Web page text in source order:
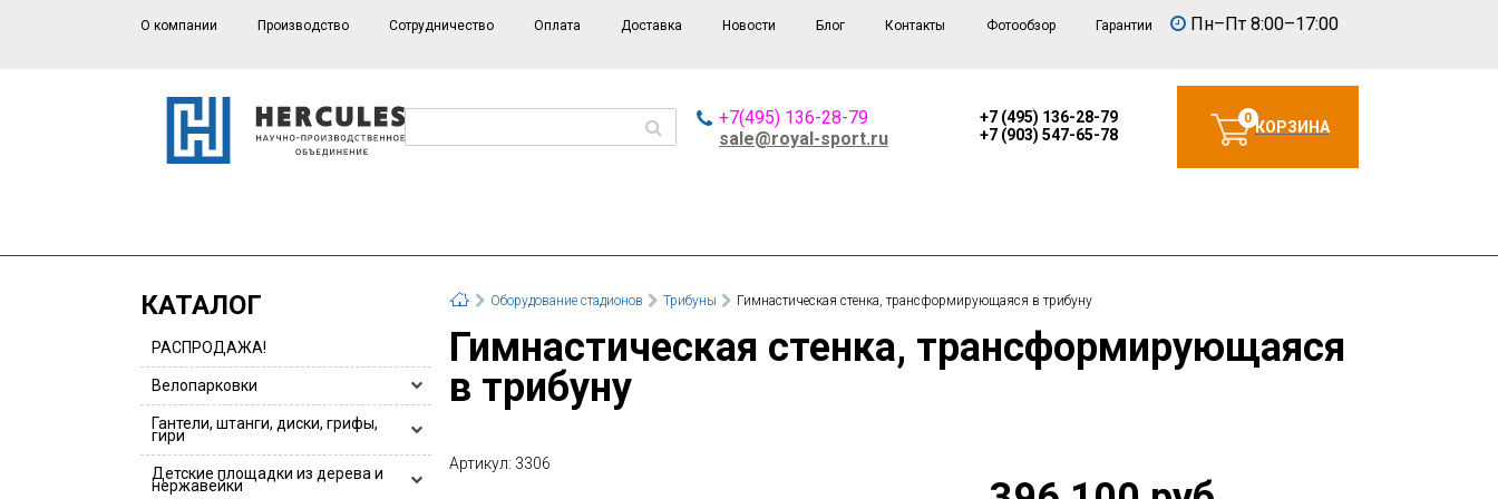
О компании Производство Сотрудничество Оплата Доставка Новости Блог Контакты Фотообзор Гарантии Пн–Пт 8:00–17:00
+7(495) 136-28-79
sale@royal-sport.ru
+7 (495) 136-28-79
+7 (903) 547-65-78
0КОРЗИНА
КАТАЛОГ
РАСПРОДАЖА!
Велопарковки
Велопарковки HERCULES
Велопарковки для 1 или 2 велосипедов
Велопарковки из нержавейки
Гантели, штанги, диски, грифы,
гири
Гантели, гантельные ряды
Детские площадки из дерева и
нержавейки
Оборудование стадионов Трибуны Гимнастическая стенка, трансформирующаяся в трибуну
Гимнастическая стенка, трансформирующаяся
в трибуну
Артикул: 3306